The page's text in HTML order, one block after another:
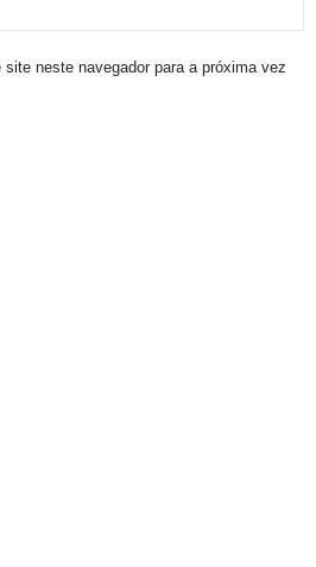
neste navegador para a próxima vez